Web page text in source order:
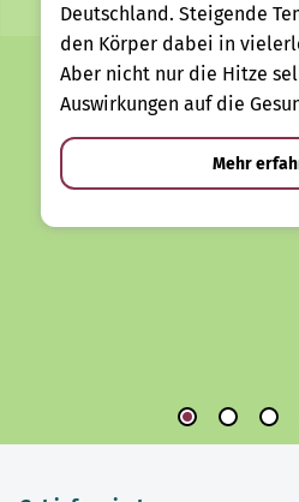
Deutschland. Steigende
den Körper dabei in
Aber nicht nur die Hitze
Auswirkungen auf die
Mehr